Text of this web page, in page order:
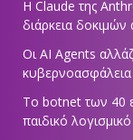
Η Claude της
διάρκεια δοκιμών
Οι AI Agents
κυβερνοασφάλεια
Το botnet των 40
παιδικό